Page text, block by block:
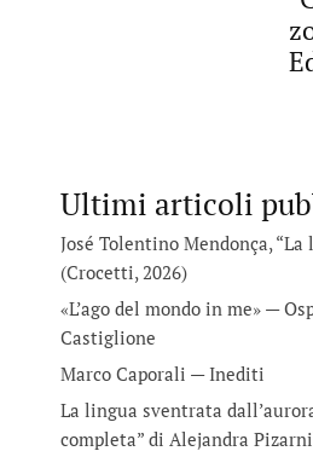
Ultimi articoli
José Tolentino Mendonça,
(Crocetti, 2026)
«L’ago del mondo in me» —
Castiglione
Marco Caporali — Inediti
La lingua sventrata
completa” di Alejandra